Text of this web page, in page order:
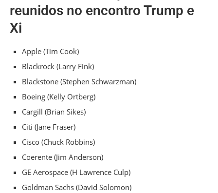
reunidos no encontro Trump e
Xi
Apple (Tim Cook)
Blackrock (Larry Fink)
Blackstone (Stephen Schwarzman)
Boeing (Kelly Ortberg)
Cargill (Brian Sikes)
Citi (Jane Fraser)
Cisco (Chuck Robbins)
Coerente (Jim Anderson)
GE Aerospace (H Lawrence Culp)
Goldman Sachs (David Solomon)